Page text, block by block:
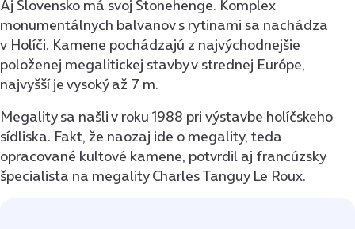
Aj Slovensko má svoj Stonehenge. Komplex
monumentálnych balvanov s rytinami sa nachádza
v Holíči. Kamene pochádzajú z najvýchodnejšie
položenej megalitickej stavby v strednej Európe,
najvyšší je vysoký až 7 m.
Megality sa našli v roku 1988 pri výstavbe holíčskeho
sídliska. Fakt, že naozaj ide o megality, teda
opracované kultové kamene, potvrdil aj francúzsky
špecialista na megality Charles Tanguy Le Roux.